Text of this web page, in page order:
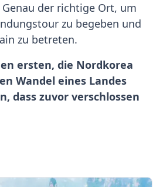
der richtige Ort, um
zu begeben und
zu betreten.
ersten, die Nordkorea
Wandel eines Landes
dass zuvor verschlossen